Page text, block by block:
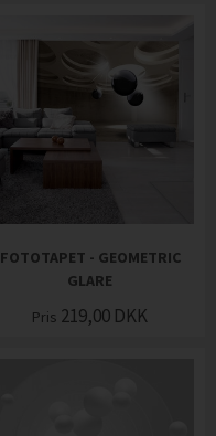
FOTOTAPET - GEOMETRIC
GLARE
Pris 219,00 DKK